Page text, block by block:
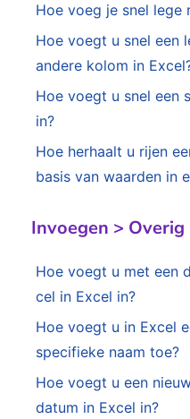
Hoe voeg je snel lege
Hoe voegt u snel een
andere kolom in
Hoe voegt u snel een
in?
Hoe herhaalt u rijen
basis van waarden in
Invoegen > Overig
Hoe voegt u met een
cel in Excel in?
Hoe voegt u in Excel
specifieke naam toe?
Hoe voegt u een
datum in Excel in?